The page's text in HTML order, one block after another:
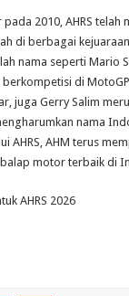
2010, AHRS telah
di berbagai kejuaraan
nama seperti Mario
berkompetisi di
juga Gerry Salim
nama
AHRS, AHM terus
motor terbaik di
AHRS 2026